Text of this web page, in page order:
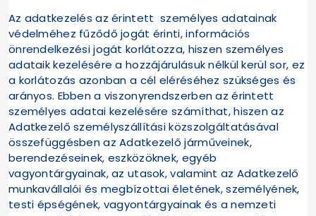
Az adatkezelés az érintett személyes adatainak
védelméhez fűződő jogát érinti, információs
önrendelkezési jogát korlátozza, hiszen személyes
adataik kezelésére a hozzájárulásuk nélkül kerül sor, ez
a korlátozás azonban a cél eléréséhez szükséges és
arányos. Ebben a viszonyrendszerben az érintett
személyes adatai kezelésére számíthat, hiszen az
Adatkezelő személyszállítási közszolgáltatásával
összefüggésben az Adatkezelő járműveinek,
berendezéseinek, eszközöknek, egyéb
vagyontárgyainak, az utasok, valamint az Adatkezelő
munkavállalói és megbízottai életének, személyének,
testi épségének, vagyontárgyainak és a nemzeti